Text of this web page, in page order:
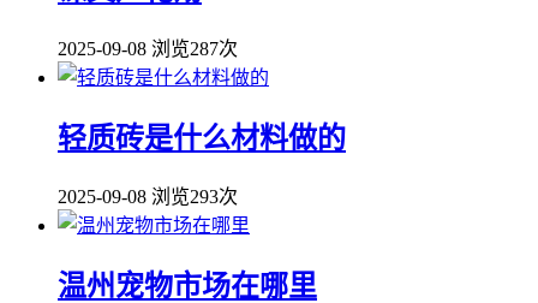
2025-09-08 浏览287次
轻质砖是什么材料做的
2025-09-08 浏览293次
温州宠物市场在哪里